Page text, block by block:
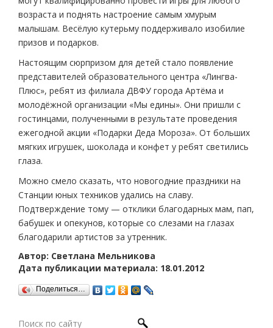
возраста и поднять настроение самым хмурым
малышам. Весёлую кутерьму поддерживало изобилие
призов и подарков.
Настоящим сюрпризом для детей стало появление
представителей образовательного центра «Лингва-
Плюс», ребят из филиала ДВФУ города Артёма и
молодёжной организации «Мы едины». Они пришли с
гостинцами, полученными в результате проведения
ежегодной акции «Подарки Деда Мороза». От больших
мягких игрушек, шоколада и конфет у ребят светились
глаза.
Можно смело сказать, что новогодние праздники на
Станции юных техников удались на славу.
Подтверждение тому — отклики благодарных мам, пап,
бабушек и опекунов, которые со слезами на глазах
благодарили артистов за утренник.
Автор: Светлана Мельникова
Дата публикации материала: 18.01.2012
Поделиться…